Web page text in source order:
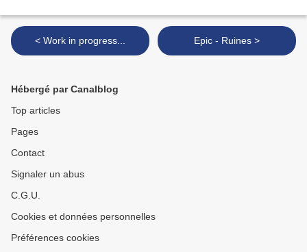
< Work in progress... Epic - Ruines >
Hébergé par Canalblog
Top articles
Pages
Contact
Signaler un abus
C.G.U.
Cookies et données personnelles
Préférences cookies